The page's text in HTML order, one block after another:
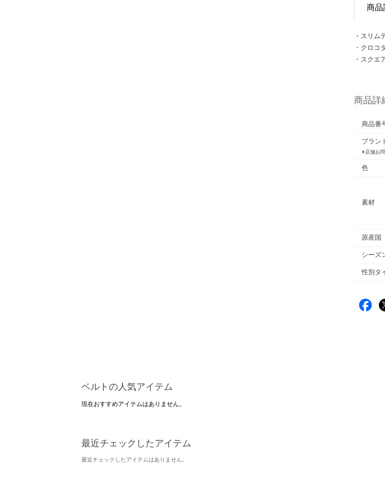
商品
・スリム
・クロコ
・スクエ
商品詳
商品番
ブラン
※店舗お
色
素材
原産国
シーズ
性別タ
ベルトの人気アイテム
現在おすすめアイテムはありません。
最近チェックしたアイテム
最近チェックしたアイテムはありません。